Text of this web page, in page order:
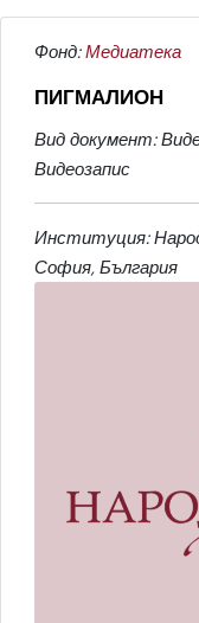
Фонд:Медиатека
ПИГМАЛИОН
Вид документ:
Видеозапис
Институция:
София, България